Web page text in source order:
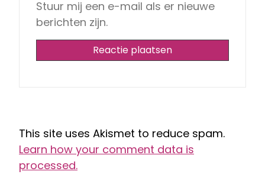
Stuur mij een e-mail als er nieuwe
berichten zijn.
This site uses Akismet to reduce spam.
Learn how your comment data is
processed.